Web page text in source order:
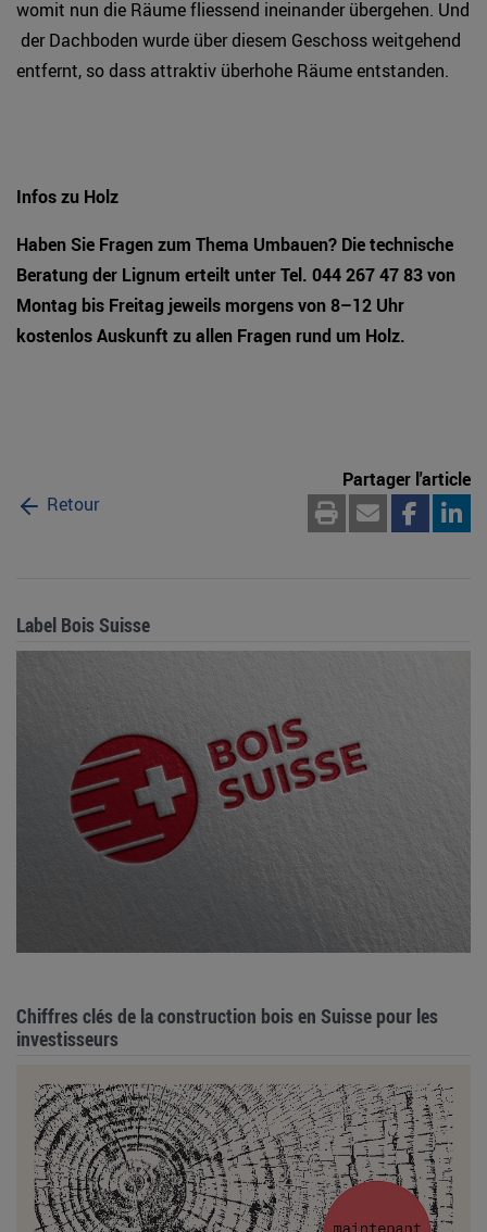
womit nun die Räume fliessend ineinander übergehen. Und
der Dachboden wurde über diesem Geschoss weitgehend
entfernt, so dass attraktiv überhohe Räume entstanden.
Infos zu Holz
Haben Sie Fragen zum Thema Umbauen? Die technische
Beratung der Lignum erteilt unter Tel. 044 267 47 83 von
Montag bis Freitag jeweils morgens von 8–12 Uhr
kostenlos Auskunft zu allen Fragen rund um Holz.
Retour
Partager l'article
Label Bois Suisse
Chiffres clés de la construction bois en Suisse pour les
investisseurs